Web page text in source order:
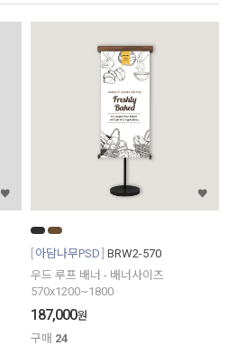
아담나무PSD BRW2-570
우드 루프 배너 - 배너사이즈
570x1200~1800
187,000원
구매 24